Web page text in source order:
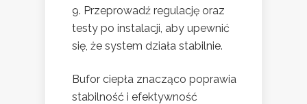
Przeprowadź regulację oraz
testy po instalacji, aby upewnić
się, że system działa stabilnie.
Bufor ciepła znacząco poprawia
stabilność i efektywność